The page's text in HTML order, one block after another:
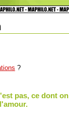
?
pas, ce dont on